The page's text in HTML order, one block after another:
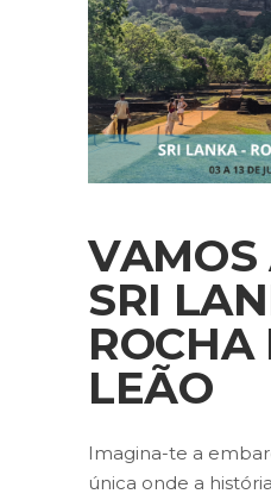
VAMOS
SRI
ROCHA
LEÃO
Imagina-te a
única onde a